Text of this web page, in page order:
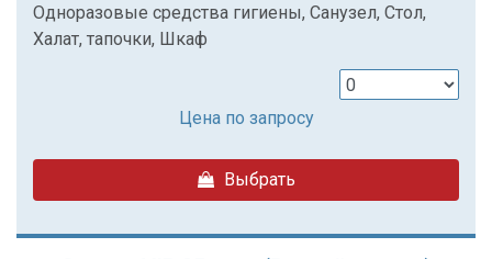
Одноразовые средства гигиены, Санузел, Стол,
Халат, тапочки, Шкаф
Цена по запросу
Выбрать